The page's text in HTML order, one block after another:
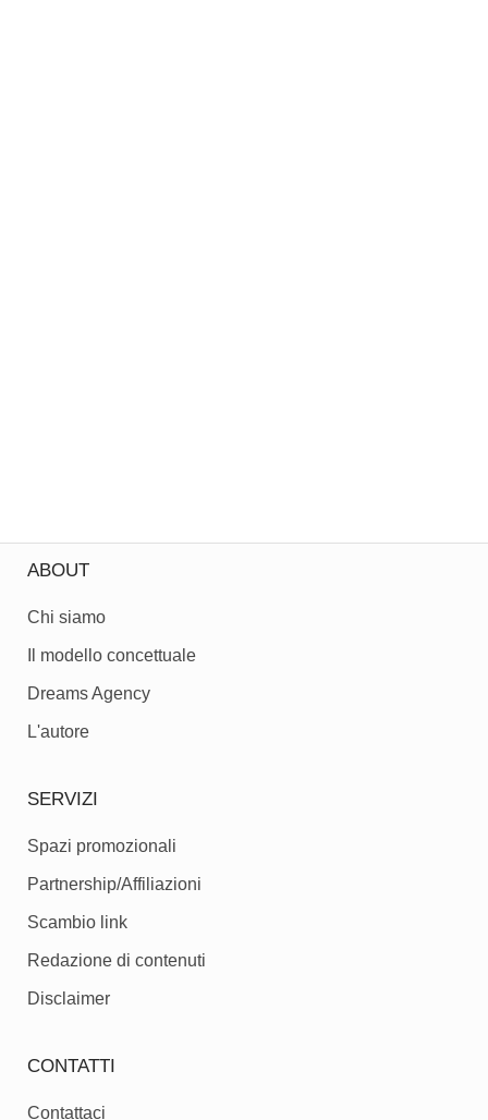
ABOUT
Chi siamo
Il modello concettuale
Dreams Agency
L'autore
SERVIZI
Spazi promozionali
Partnership/Affiliazioni
Scambio link
Redazione di contenuti
Disclaimer
CONTATTI
Contattaci